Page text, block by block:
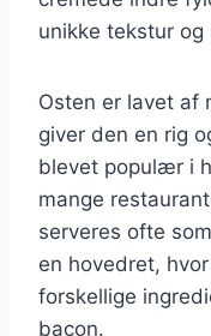
unikke tekstur og
Osten er lavet af
giver den en rig
blevet populær i
mange
serveres ofte
en hovedret,
forskellige
bacon.